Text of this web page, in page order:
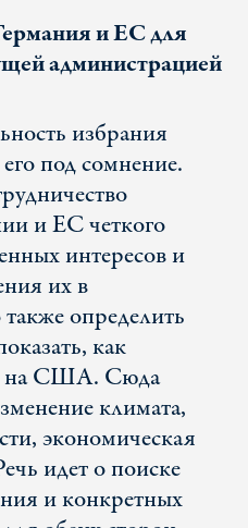
и ЕС для
администрацией
избрания
под сомнение.
и ЕС четкого
интересов и
их в
определить
как
на США. Сюда
климата,
экономическая
идет о поиске
и конкретных